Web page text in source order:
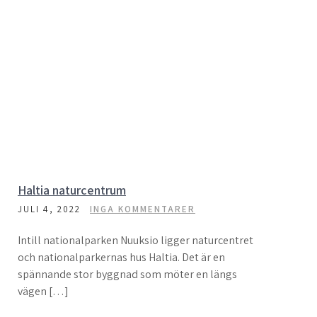
Haltia naturcentrum
JULI 4, 2022 INGA KOMMENTARER
Intill nationalparken Nuuksio ligger naturcentret
och nationalparkernas hus Haltia. Det är en
spännande stor byggnad som möter en längs
vägen […]